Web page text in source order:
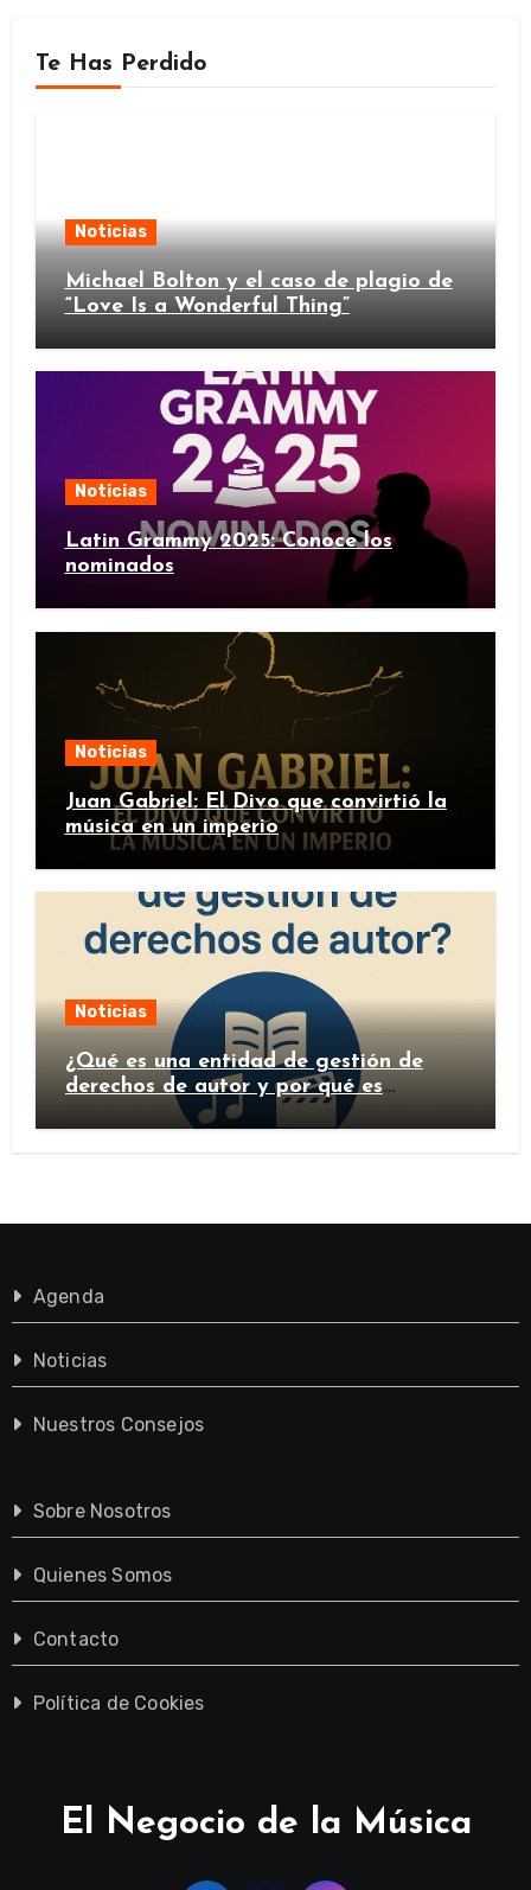
Te Has Perdido
Noticias
Michael Bolton y el caso de plagio de
“Love Is a Wonderful Thing”
Noticias
Latin Grammy 2025: Conoce los
nominados
Noticias
Juan Gabriel: El Divo que convirtió la
música en un imperio
Noticias
¿Qué es una entidad de gestión de
derechos de autor y por qué es
importante?
Agenda
Noticias
Nuestros Consejos
Sobre Nosotros
Quienes Somos
Contacto
Política de Cookies
El Negocio de la Música